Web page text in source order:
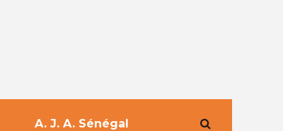
A. J. A. Sénégal